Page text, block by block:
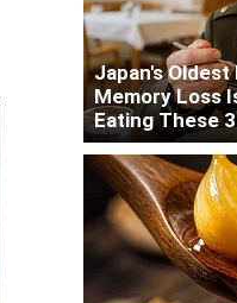
Japan's
Memory Loss
Eating These